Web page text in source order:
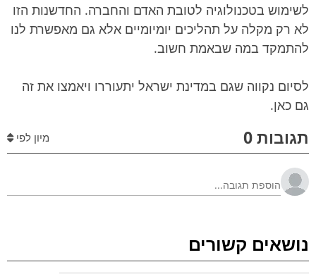
לשימוש בטכנולוגיה לטובת האדם והחברה. החדשנות הזו
לא רק מקלה על תהליכים יומיומיים אלא גם מאפשרת לנו
להתמקד במה שבאמת חשוב.
לסיום נקווה שגם במדינת ישראל יתעוררו ויאמצו את זה
גם כאן.
תגובות 0 מיון לפי
נושאים קשורים